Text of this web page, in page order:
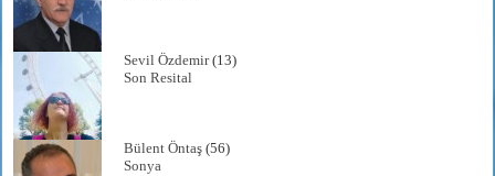
Sevil Özdemir(13)
Son Resital
Bülent Öntaş (56)
Sonya